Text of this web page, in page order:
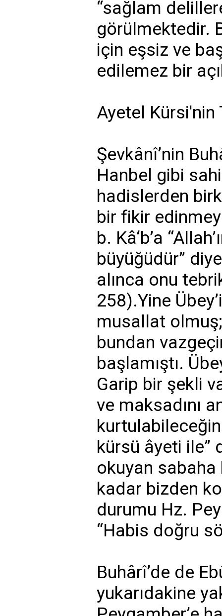
“sağlam
görülmektedir.
için eşsiz ve
edilemez bir
Ayetel Kürsi'nin
Şevkânî’nin
Hanbel gibi
hadislerden
bir fikir
b. Kâ‘b’a
büyüğüdür”
alınca onu
258).Yine
musallat olmuş;
bundan
başlamıştı.
Garip bir şekli
ve maksadını
kürsü âyeti ile”
okuyan
kadar bizden
durumu Hz.
“Habis doğru
Buhârî’de de
yukarıdakine